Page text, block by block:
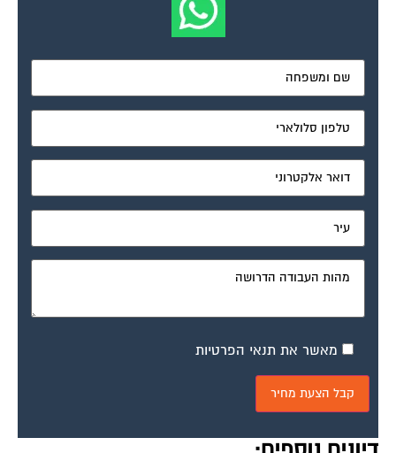
דיונים נוספים: